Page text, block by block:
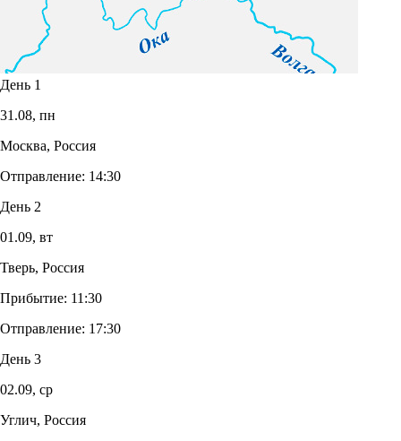
День 1
31.08, пн
Москва, Россия
Отправление: 14:30
День 2
01.09, вт
Тверь, Россия
Прибытие: 11:30
Отправление: 17:30
День 3
02.09, ср
Углич, Россия